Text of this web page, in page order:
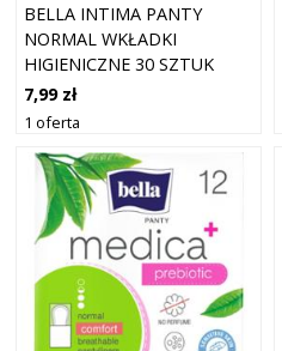
BELLA INTIMA PANTY
NORMAL WKŁADKI
HIGIENICZNE 30 SZTUK
7,99 zł
1 oferta